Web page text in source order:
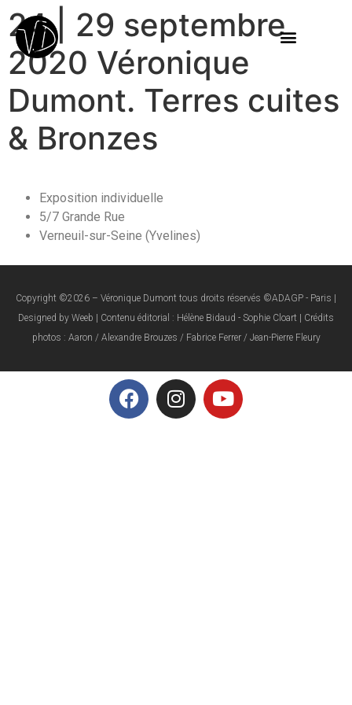
24 | 29 septembre
2020 Véronique
Dumont. Terres cuites
& Bronzes
Exposition individuelle
5/7 Grande Rue
Verneuil-sur-Seine (Yvelines)
Copyright ©2026 – Véronique Dumont tous droits réservés ©ADAGP - Paris |
Designed by Weeb | Contenu éditorial : Hélène Bidaud - Sophie Cloart | Crédits
photos : Aaron / Alexandre Brouzes / Fabrice Ferrer / Jean-Pierre Fleury